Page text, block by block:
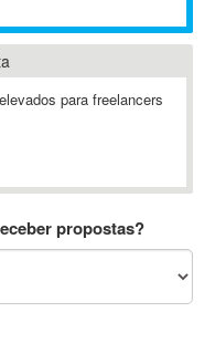
para freelancers
propostas?